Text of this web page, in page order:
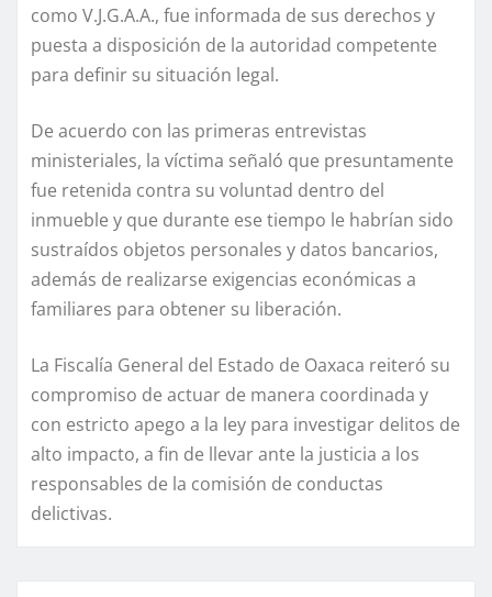
como V.J.G.A.A., fue informada de sus derechos y
puesta a disposición de la autoridad competente
para definir su situación legal.
De acuerdo con las primeras entrevistas
ministeriales, la víctima señaló que presuntamente
fue retenida contra su voluntad dentro del
inmueble y que durante ese tiempo le habrían sido
sustraídos objetos personales y datos bancarios,
además de realizarse exigencias económicas a
familiares para obtener su liberación.
La Fiscalía General del Estado de Oaxaca reiteró su
compromiso de actuar de manera coordinada y
con estricto apego a la ley para investigar delitos de
alto impacto, a fin de llevar ante la justicia a los
responsables de la comisión de conductas
delictivas.